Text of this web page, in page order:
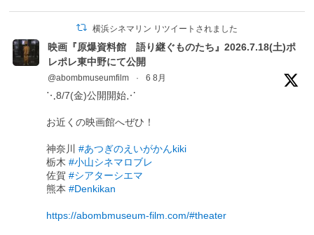
横浜シネマリン リツイートされました
映画『原爆資料館 語り継ぐものたち』2026.7.18(土)ポ
レポレ東中野にて公開
@abombmuseumfilm · 6 8月
⋱8/7(金)公開開始⋰
お近くの映画館へぜひ！
神奈川#あつぎのえいがかんkiki
栃木#小山シネマロブレ
佐賀#シアターシエマ
熊本#Denkikan
https://abombmuseum-film.com/#theater